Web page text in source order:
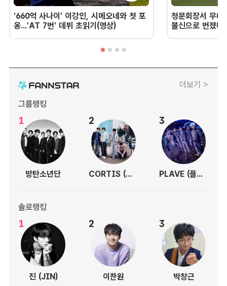
'660억 사나이' 이강인, 시메오네와 첫 포
옹...'AT 7번' 데뷔 초읽기(영상)
청문회장서 무너
불신으로 번졌
더보기 >
그룹랭킹
1
방탄소년단
2
CORTIS (코르티스)
3
PLAVE (플레이브)
솔로랭킹
1
진 (JIN)
2
이찬원
3
박창근